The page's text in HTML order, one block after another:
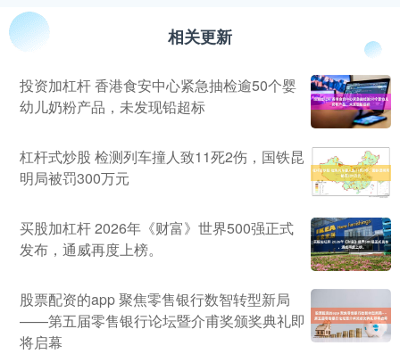
相关更新
投资加杠杆 香港食安中心紧急抽检逾50个婴
幼儿奶粉产品，未发现铅超标
杠杆式炒股 检测列车撞人致11死2伤，国铁昆
明局被罚300万元
买股加杠杆 2026年《财富》世界500强正式
发布，通威再度上榜。
股票配资的app 聚焦零售银行数智转型新局
——第五届零售银行论坛暨介甫奖颁奖典礼即
将启幕